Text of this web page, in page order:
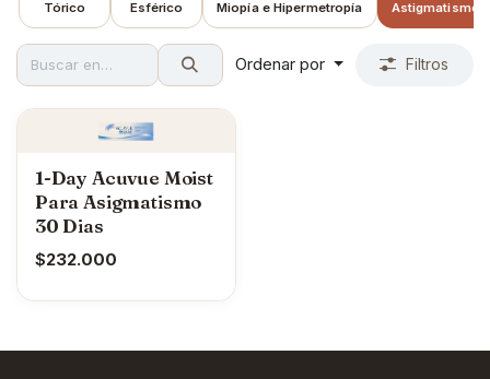
Tórico Esférico Miopía e Hipermetropía Astigmatismo
Ordenar por Filtros
1-Day Acuvue Moist
Para Asigmatismo
30 Dias
$232.000